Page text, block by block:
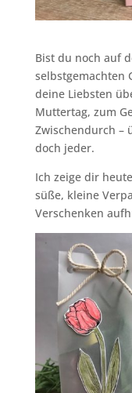
Bist du noch auf
selbstgemachten
deine Liebsten
Muttertag, zum
Zwischendurch –
doch jeder.
Ich zeige dir
süße, kleine
Verschenken